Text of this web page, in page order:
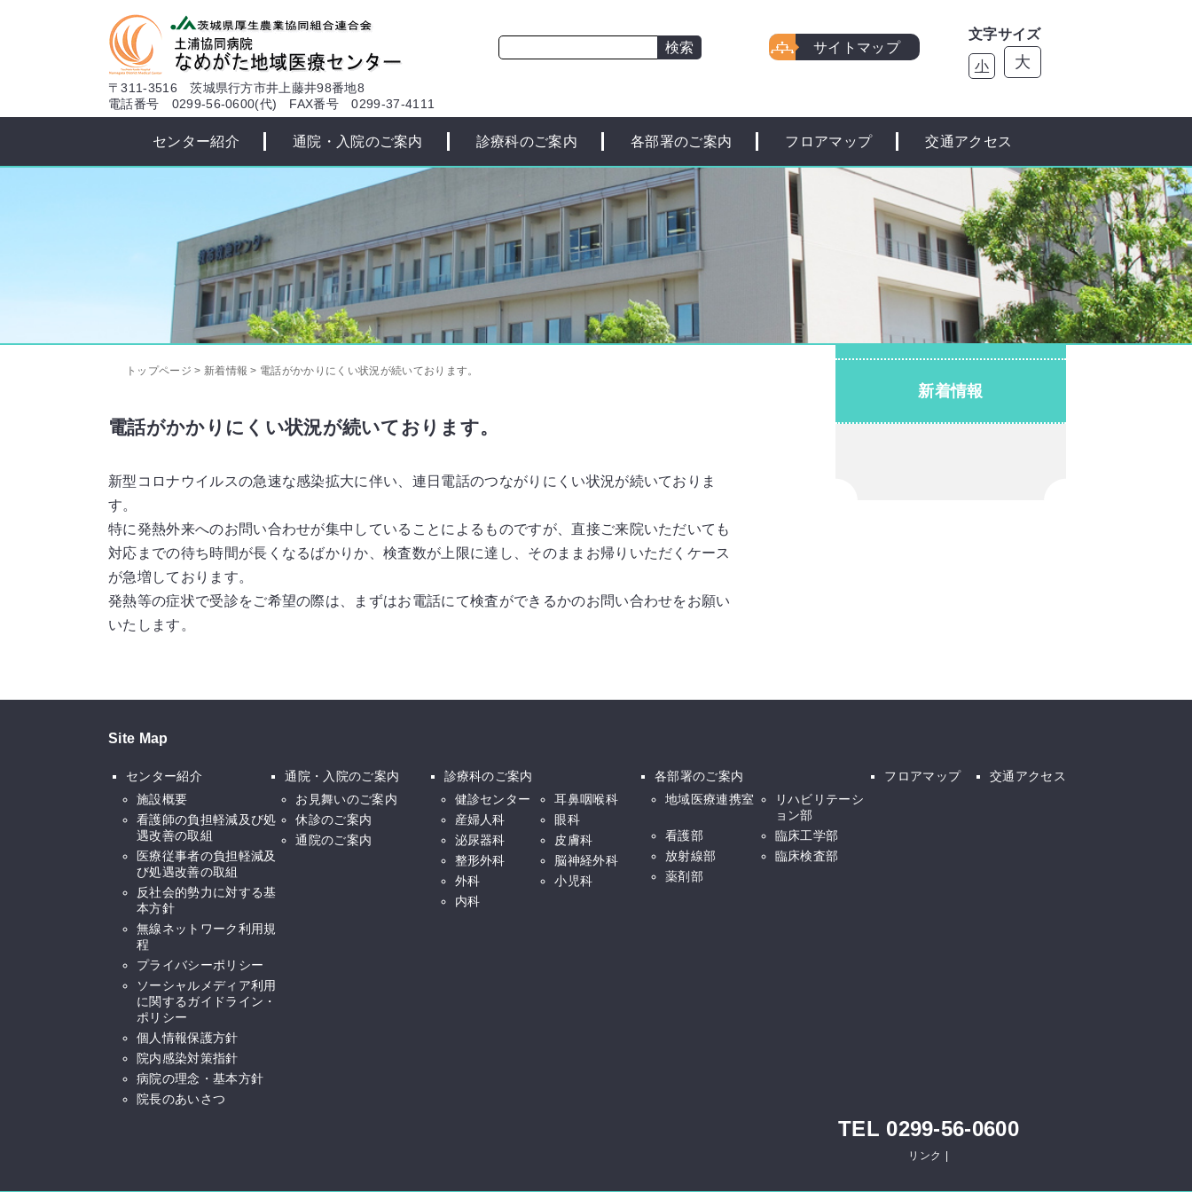
〒311-3516 茨城県行方市井上藤井98番地8
電話番号 0299-56-0600(代)
FAX番号 0299-37-4111
サイトマップ
文字サイズ
小 大
センター紹介 通院・入院のご案内 診療科のご案内 各部署のご案内 フロアマップ 交通アクセス
トップページ > 新着情報 > 電話がかかりにくい状況が続いております。
電話がかかりにくい状況が続いております。
新型コロナウイルスの急速な感染拡大に伴い、連日電話のつながりにくい状況が続いておりま
す。
特に発熱外来へのお問い合わせが集中していることによるものですが、直接ご来院いただいても
対応までの待ち時間が長くなるばかりか、検査数が上限に達し、そのまま お帰りいただくケース
が急増しております。
発熱等の症状で受診をご希望の際は、まずはお電話にて検査ができるかのお問い合わせをお願い
いたします。
新着情報
Site Map
センター紹介
施設概要
看護師の負担軽減及び処
遇改善の取組
医療従事者の負担軽減及
び処遇改善の取組
反社会的勢力に対する基
本方針
無線ネットワーク利用規
程
プライバシーポリシー
ソーシャルメディア利用
に関するガイドライン・
ポリシー
個人情報保護方針
院内感染対策指針
病院の理念・基本方針
院長のあいさつ
通院・入院のご案内
お見舞いのご案内
休診のご案内
通院のご案内
診療科のご案内
健診センター
耳鼻咽喉科
産婦人科
眼科
泌尿器科
皮膚科
整形外科
脳神経外科
外科
小児科
内科
各部署のご案内
地域医療連携室
リハビリテーシ
ョン部
看護部
臨床工学部
放射線部
臨床検査部
薬剤部
フロアマップ 交通アクセス
TEL 0299-56-0600
リンク